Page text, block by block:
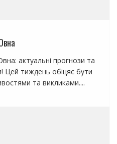
актуальні прогнози та
Цей тиждень обіцяє бути
та викликами....